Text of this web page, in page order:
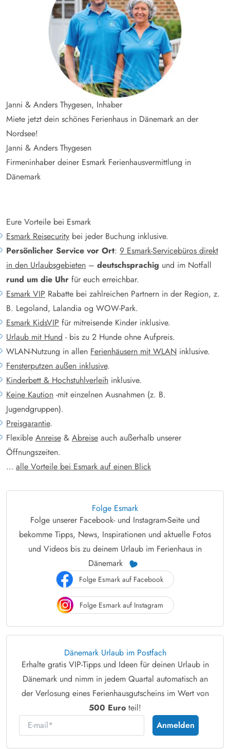
Janni & Anders Thygesen, Inhaber
Miete jetzt dein schönes Ferienhaus in Dänemark an der
Nordsee!
Janni & Anders Thygesen
Firmeninhaber deiner Esmark Ferienhausvermittlung in
Dänemark
Eure Vorteile bei Esmark
Esmark Reisecurity bei jeder Buchung inklusive.
Persönlicher Service vor Ort: 9 Esmark-Servicebüros direkt
in den Urlaubsgebieten – deutschsprachig und im Notfall
rund um die Uhr für euch erreichbar.
Esmark VIP Rabatte bei zahlreichen Partnern in der Region, z.
B. Legoland, Lalandia og WOW-Park.
Esmark KidsVIP für mitreisende Kinder inklusive.
Urlaub mit Hund - bis zu 2 Hunde ohne Aufpreis.
WLAN-Nutzung in allen Ferienhäusern mit WLAN inklusive.
Fensterputzen außen inklusive.
Kinderbett & Hochstuhlverleih inklusive.
Keine Kaution -mit einzelnen Ausnahmen (z. B.
Jugendgruppen).
Preisgarantie.
Flexible Anreise & Abreise auch außerhalb unserer
Öffnungszeiten.
… alle Vorteile bei Esmark auf einen Blick
Folge Esmark
Folge unserer Facebook- und Instagram-Seite und
bekomme Tipps, News, Inspirationen und aktuelle Fotos
und Videos bis zu deinem Urlaub im Ferienhaus in
Dänemark
Folge Esmark auf Facebook
Folge Esmark auf Instagram
Dänemark Urlaub im Postfach
Erhalte gratis VIP-Tipps und Ideen für deinen Urlaub in
Dänemark und nimm in jedem Quartal automatisch an
der Verlosung eines Ferienhausgutscheins im Wert von
500 Euro teil!
E-mail
Anmelden